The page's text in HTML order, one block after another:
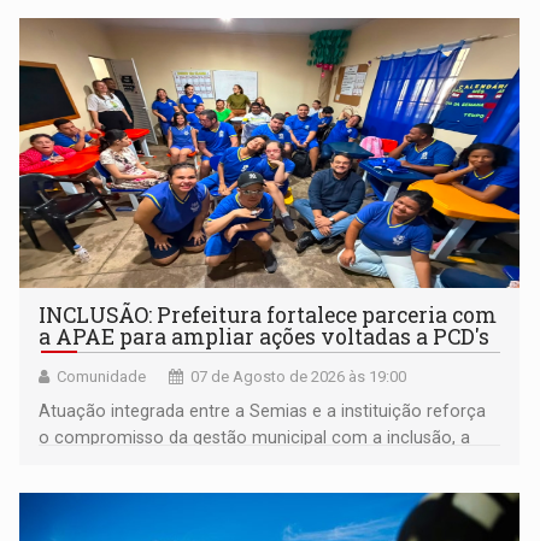
INCLUSÃO: Prefeitura fortalece parceria com
a APAE para ampliar ações voltadas a PCD's
Comunidade 07 de Agosto de 2026 às 19:00
Atuação integrada entre a Semias e a instituição reforça
o compromisso da gestão municipal com a inclusão, a